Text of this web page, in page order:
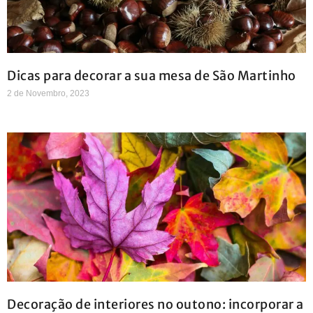
Dicas para decorar a sua mesa de São Martinho
2 de Novembro, 2023
Decoração de interiores no outono: incorporar a